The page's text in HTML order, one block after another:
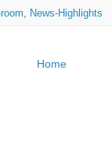
News-Highlights
Home